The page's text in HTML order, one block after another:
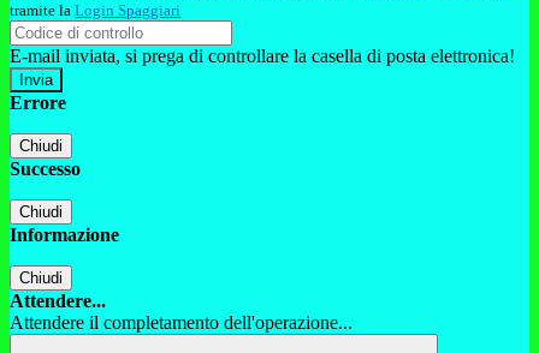
tramite la Login Spaggiari
E-mail inviata, si prega di controllare la casella di posta elettronica!
Errore
Chiudi
Successo
Chiudi
Informazione
Chiudi
Attendere...
Attendere il completamento dell'operazione...